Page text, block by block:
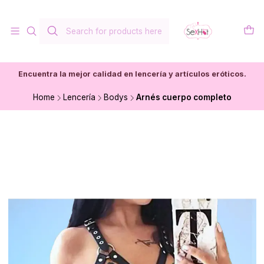
Encuentra la mejor calidad en lencería y artículos eróticos.
Home Lencería Bodys Arnés cuerpo completo